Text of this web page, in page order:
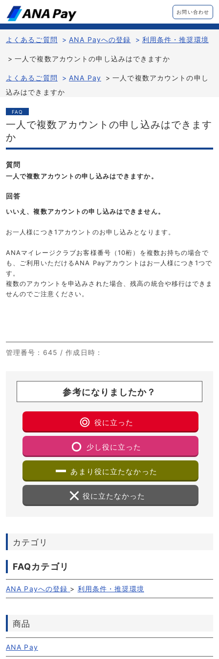
お問い合わせ
よくあるご質問 > ANA Payへの登録 > 利用条件・推奨環境
> 一人で複数アカウントの申し込みはできますか
よくあるご質問 > ANA Pay > 一人で複数アカウントの申し
込みはできますか
FAQ
一人で複数アカウントの申し込みはできます
か
質問
一人で複数アカウントの申し込みはできますか。
回答
いいえ、複数アカウントの申し込みはできません。
お一人様につき1アカウントのお申し込みとなります。
ANAマイレージクラブお客様番号（10桁）を複数お持ちの場合で
も、ご利用いただけるANA Payアカウントはお一人様につき1つで
す。
複数のアカウントを申込みされた場合、残高の統合や移行はできま
せんのでご注意ください。
管理番号 ：645 /作成日時 ：
参考になりましたか？
役に立った
少し役に立った
あまり役に立たなかった
役に立たなかった
カテゴリ
FAQカテゴリ
ANA Payへの登録 > 利用条件・推奨環境
商品
ANA Pay